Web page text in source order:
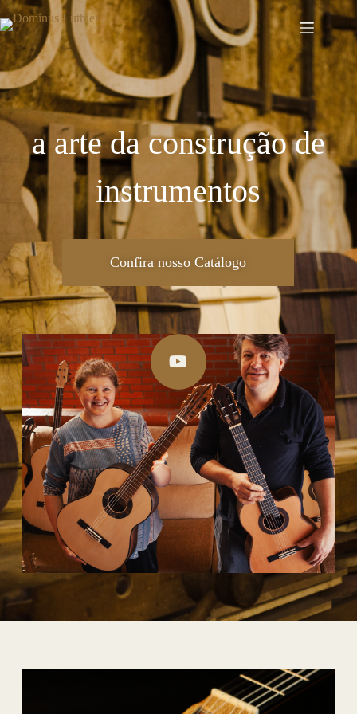
a arte da construção de
instrumentos
Confira nosso Catálogo